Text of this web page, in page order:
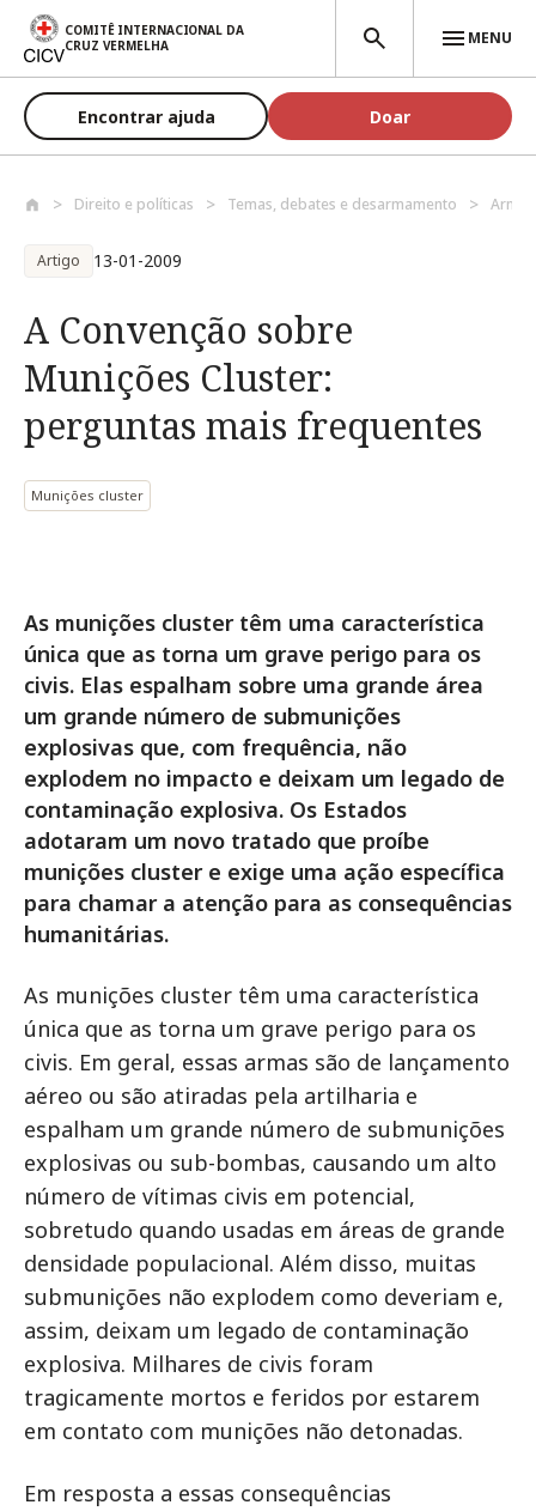
Passar para o conteúdo principal
COMITÊ INTERNACIONAL DA
CRUZ VERMELHA
MENU
Encontrar ajuda Doar
Direito e políticas Temas, debates e desarmamento
Artigo 13-01-2009
A Convenção sobre
Munições Cluster:
perguntas mais frequentes
Munições cluster
As munições cluster têm uma característica
única que as torna um grave perigo para os
civis. Elas espalham sobre uma grande área
um grande número de submunições
explosivas que, com frequência, não
explodem no impacto e deixam um legado de
contaminação explosiva. Os Estados
adotaram um novo tratado que proíbe
munições cluster e exige uma ação específica
para chamar a atenção para as consequências
humanitárias.
As munições cluster têm uma característica
única que as torna um grave perigo para os
civis. Em geral, essas armas são de lançamento
aéreo ou são atiradas pela artilharia e
espalham um grande número de submunições
explosivas ou sub-bombas, causando um alto
número de vítimas civis em potencial,
sobretudo quando usadas em áreas de grande
densidade populacional. Além disso, muitas
submunições não explodem como deveriam e,
assim, deixam um legado de contaminação
explosiva. Milhares de civis foram
tragicamente mortos e feridos por estarem
em contato com munições não detonadas.
Em resposta a essas consequências